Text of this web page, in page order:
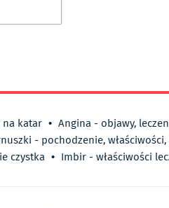
na katar • Angina - objawy,
- pochodzenie,
czystka • Imbir - właściwości